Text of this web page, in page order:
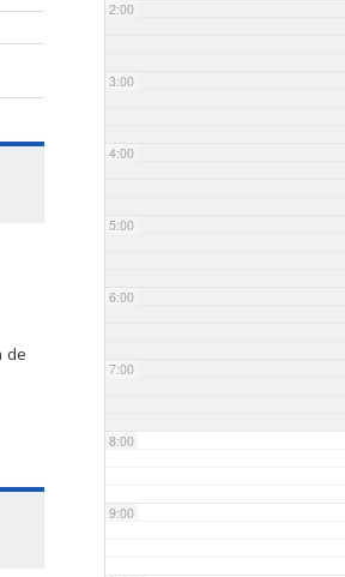
de
2:00
3:00
4:00
5:00
6:00
7:00
8:00
9:00